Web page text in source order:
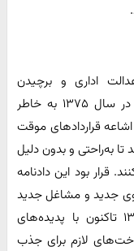
دادنامه ۱۷۹ دیوان عدالت اداری و برچیدن
قراردادهای موقت شد و گفت: این دادنامه در سال ۱۳۷۵ به خاطر
قراردادهای موقت
تا به‌راحتی و بدون دلیل
قرار بود این دادنامه
جدید و مشاغل جدید
و رفع بیکاری باشد درحالی‌که از سال ۱۳۷۵ تاکنون با پدیده‌های
لازم برای جذب